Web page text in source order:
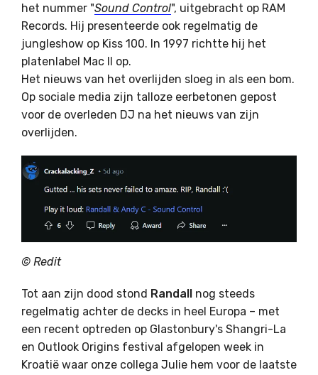
het nummer "Sound Control", uitgebracht op RAM
Records. Hij presenteerde ook regelmatig de
jungleshow op Kiss 100. In 1997 richtte hij het
platenlabel Mac II op.
Het nieuws van het overlijden sloeg in als een bom.
Op sociale media zijn talloze eerbetonen gepost
voor de overleden DJ na het nieuws van zijn
overlijden.
© Redit
Tot aan zijn dood stond Randall nog steeds
regelmatig achter de decks in heel Europa – met
een recent optreden op Glastonbury's Shangri-La
en Outlook Origins festival afgelopen week in
Kroatië waar onze collega Julie hem voor de laatste